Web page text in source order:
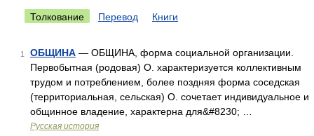
Толкование Перевод Книги
1 ОБЩИНА — ОБЩИНА, форма социальной организации.
Первобытная (родовая) О. характеризуется коллективным
трудом и потреблением, более поздняя форма соседская
(территориальная, сельская) О. сочетает индивидуальное и
общинное владение, характерна для&#8230; …
Русская история